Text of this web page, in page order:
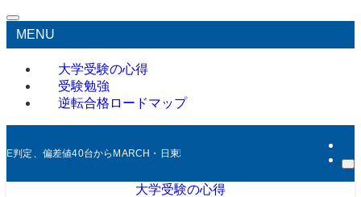
MENU
大学受験の心得
受験勉強
逆転合格ロードマップ
E判定、偏差値40台からMARCH・日東駒専への逆転合格を目指す受験生応援
大学受験の心得